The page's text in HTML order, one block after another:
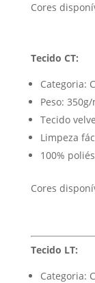
Cores
Tecido CT:
Categoria:
Peso:
Tecido
Limpeza
100%
Cores
Tecido LT:
Categoria: